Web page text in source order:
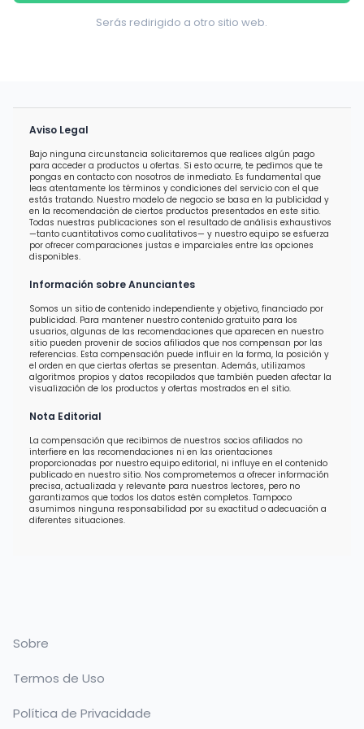
Serás redirigido a otro sitio web.
Aviso Legal
Bajo ninguna circunstancia solicitaremos que realices algún pago
para acceder a productos u ofertas. Si esto ocurre, te pedimos que te
pongas en contacto con nosotros de inmediato. Es fundamental que
leas atentamente los términos y condiciones del servicio con el que
estás tratando. Nuestro modelo de negocio se basa en la publicidad y
en la recomendación de ciertos productos presentados en este sitio.
Todas nuestras publicaciones son el resultado de análisis exhaustivos
—tanto cuantitativos como cualitativos— y nuestro equipo se esfuerza
por ofrecer comparaciones justas e imparciales entre las opciones
disponibles.
Información sobre Anunciantes
Somos un sitio de contenido independiente y objetivo, financiado por
publicidad. Para mantener nuestro contenido gratuito para los
usuarios, algunas de las recomendaciones que aparecen en nuestro
sitio pueden provenir de socios afiliados que nos compensan por las
referencias. Esta compensación puede influir en la forma, la posición y
el orden en que ciertas ofertas se presentan. Además, utilizamos
algoritmos propios y datos recopilados que también pueden afectar la
visualización de los productos y ofertas mostrados en el sitio.
Nota Editorial
La compensación que recibimos de nuestros socios afiliados no
interfiere en las recomendaciones ni en las orientaciones
proporcionadas por nuestro equipo editorial, ni influye en el contenido
publicado en nuestro sitio. Nos comprometemos a ofrecer información
precisa, actualizada y relevante para nuestros lectores, pero no
garantizamos que todos los datos estén completos. Tampoco
asumimos ninguna responsabilidad por su exactitud o adecuación a
diferentes situaciones.
Sobre
Termos de Uso
Política de Privacidade